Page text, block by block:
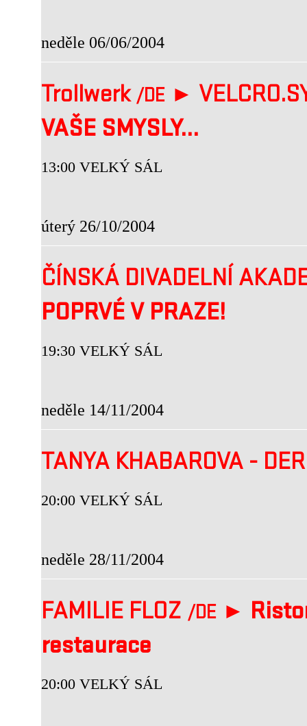
neděle 06/06/2004
Trollwerk /DE ►
VAŠE SMYSLY...
13:00 VELKÝ SÁL
úterý 26/10/2004
ČÍNSKÁ DIVADELNÍ
POPRVÉ V PRAZE!
19:30 VELKÝ SÁL
neděle 14/11/2004
TANYA KHABAROVA -
20:00 VELKÝ SÁL
neděle 28/11/2004
FAMILIE FLOZ /DE ►
restaurace
20:00 VELKÝ SÁL